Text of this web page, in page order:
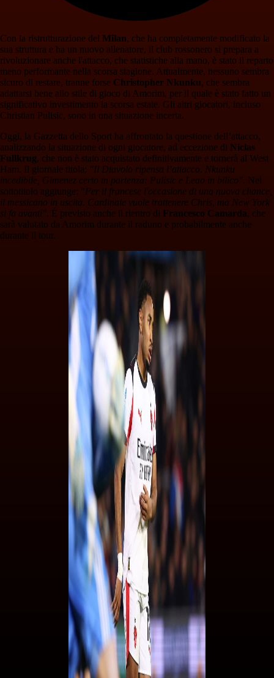
Con la ristrutturazione del Milan, che ha completamente modificato la
sua struttura e ha un nuovo allenatore, il club rossonero si prepara a
rivoluzionare anche l'attacco, che statistiche alla mano, è stato il reparto
meno performante nella scorsa stagione. Attualmente, nessuno sembra
sicuro di restare, tranne forse Christopher Nkunku, che sembra
adattarsi bene allo stile di gioco di Amorim, per il quale è stato fatto un
significativo investimento la scorsa estate. Gli altri giocatori, incluso
Christian Pulisic, sono in una situazione incerta.
Oggi, la Gazzetta dello Sport ha affrontato la questione dell’attacco,
analizzando la situazione di ogni giocatore, ad eccezione di Niclas
Fullkrug, che non è stato acquistato definitivamente e tornerà al West
Ham. Il giornale titola: "Il Diavolo ripensa l’attacco. Nkunku
incedibile, Gimenez certo in partenza: Pulisic e Leao in bilico". Nel
sottotitolo aggiunge: " Per il francese l'occasione di una nuova chance,
il messicano in uscita. Cardinale vuole trattenere Chris, ma New York
si fa avanti". É previsto anche il rientro di Francesco Camarda, che
sarà valutato da Amorim durante il raduno e probabilmente anche
durante il tour.